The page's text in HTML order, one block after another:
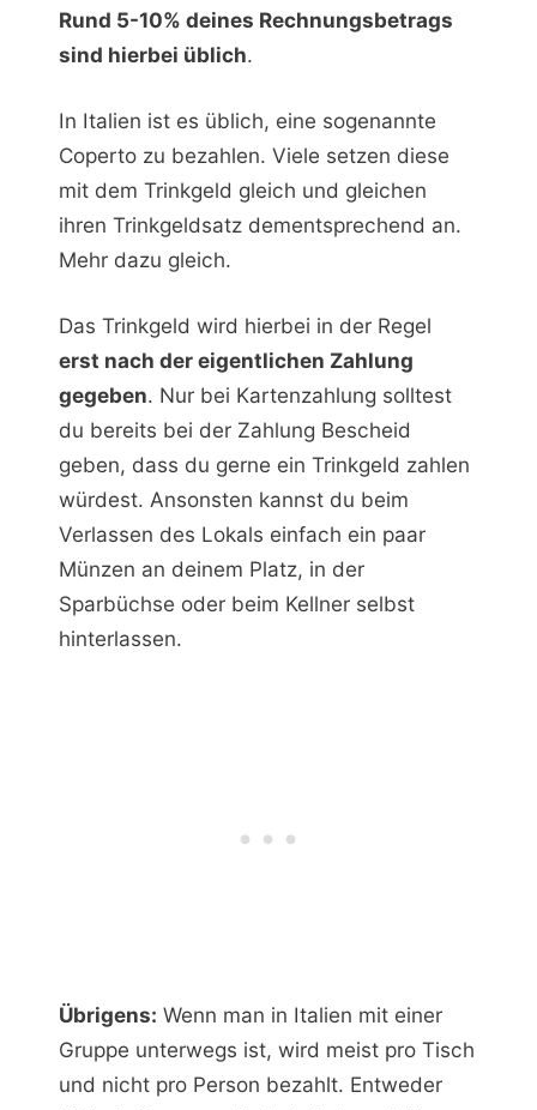
Rund 5-10% deines Rechnungsbetrags
sind hierbei üblich.
In Italien ist es üblich, eine sogenannte
Coperto zu bezahlen. Viele setzen diese
mit dem Trinkgeld gleich und gleichen
ihren Trinkgeldsatz dementsprechend an.
Mehr dazu gleich.
Das Trinkgeld wird hierbei in der Regel
erst nach der eigentlichen Zahlung
gegeben. Nur bei Kartenzahlung solltest
du bereits bei der Zahlung Bescheid
geben, dass du gerne ein Trinkgeld zahlen
würdest. Ansonsten kannst du beim
Verlassen des Lokals einfach ein paar
Münzen an deinem Platz, in der
Sparbüchse oder beim Kellner selbst
hinterlassen.
Übrigens: Wenn man in Italien mit einer
Gruppe unterwegs ist, wird meist pro Tisch
und nicht pro Person bezahlt. Entweder